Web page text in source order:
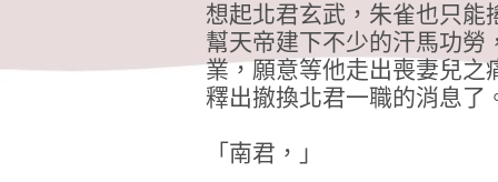
想起北君玄武，朱雀也只能
幫天帝建下不少的汗馬功勞
業，願意等他走出喪妻兒之
釋出撤換北君一職的消息了
「南君，」